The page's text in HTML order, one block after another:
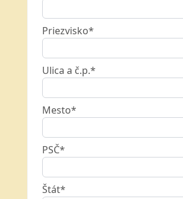
Priezvisko*
Ulica a č.p.*
Mesto*
PSČ*
Štát*